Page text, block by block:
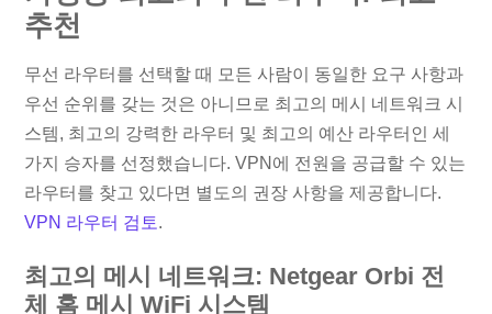
추천
무선 라우터를 선택할 때 모든 사람이 동일한 요구 사항과
우선 순위를 갖는 것은 아니므로 최고의 메시 네트워크 시
스템, 최고의 강력한 라우터 및 최고의 예산 라우터인 세
가지 승자를 선정했습니다. VPN에 전원을 공급할 수 있는
라우터를 찾고 있다면 별도의 권장 사항을 제공합니다.
VPN 라우터 검토.
최고의 메시 네트워크: Netgear Orbi 전
체 홈 메시 WiFi 시스템